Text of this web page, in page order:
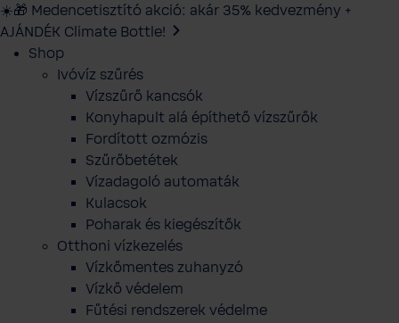
☀️🎁 Medencetisztító akció: akár 35% kedvezmény +
AJÁNDÉK Climate Bottle!
Shop
Ivóvíz szűrés
Vízszűrő kancsók
Konyhapult alá építhető vízszűrők
Fordított ozmózis
Szűrőbetétek
Vízadagoló automaták
Kulacsok
Poharak és kiegészítők
Otthoni vízkezelés
Vízkőmentes zuhanyzó
Vízkő védelem
Fűtési rendszerek védelme